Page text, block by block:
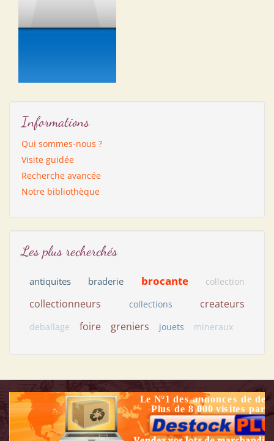
Informations
Qui sommes-nous ?
Visite guidée
Recherche avancée
Notre bibliothèque
Les plus recherchés
antiquites braderie brocante collection
collectionneurs collections createurs
deballage foire greniers jouets mineraux